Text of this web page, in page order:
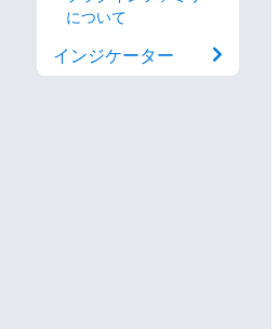
について
インジケーター